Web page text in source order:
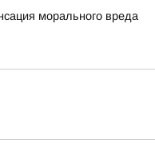
морального вреда